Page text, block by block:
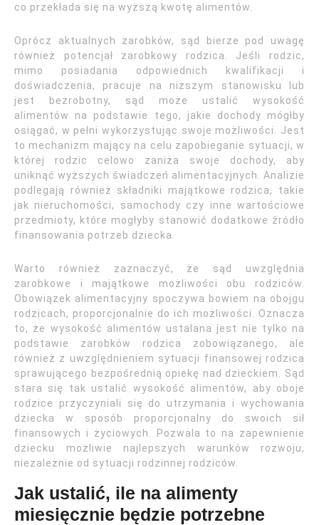
co przekłada się na wyższą kwotę alimentów.
Oprócz aktualnych zarobków, sąd bierze pod uwagę
również potencjał zarobkowy rodzica. Jeśli rodzic,
mimo posiadania odpowiednich kwalifikacji i
doświadczenia, pracuje na niższym stanowisku lub
jest bezrobotny, sąd może ustalić wysokość
alimentów na podstawie tego, jakie dochody mógłby
osiągać, w pełni wykorzystując swoje możliwości. Jest
to mechanizm mający na celu zapobieganie sytuacji, w
której rodzic celowo zaniża swoje dochody, aby
uniknąć wyższych świadczeń alimentacyjnych. Analizie
podlegają również składniki majątkowe rodzica, takie
jak nieruchomości, samochody czy inne wartościowe
przedmioty, które mogłyby stanowić dodatkowe źródło
finansowania potrzeb dziecka.
Warto również zaznaczyć, że sąd uwzględnia
zarobkowe i majątkowe możliwości obu rodziców.
Obowiązek alimentacyjny spoczywa bowiem na obojgu
rodzicach, proporcjonalnie do ich możliwości. Oznacza
to, że wysokość alimentów ustalana jest nie tylko na
podstawie zarobków rodzica zobowiązanego, ale
również z uwzględnieniem sytuacji finansowej rodzica
sprawującego bezpośrednią opiekę nad dzieckiem. Sąd
stara się tak ustalić wysokość alimentów, aby oboje
rodzice przyczyniali się do utrzymania i wychowania
dziecka w sposób proporcjonalny do swoich sił
finansowych i życiowych. Pozwala to na zapewnienie
dziecku możliwie najlepszych warunków rozwoju,
niezależnie od sytuacji rodzinnej rodziców.
Jak ustalić, ile na alimenty
miesięcznie będzie potrzebne